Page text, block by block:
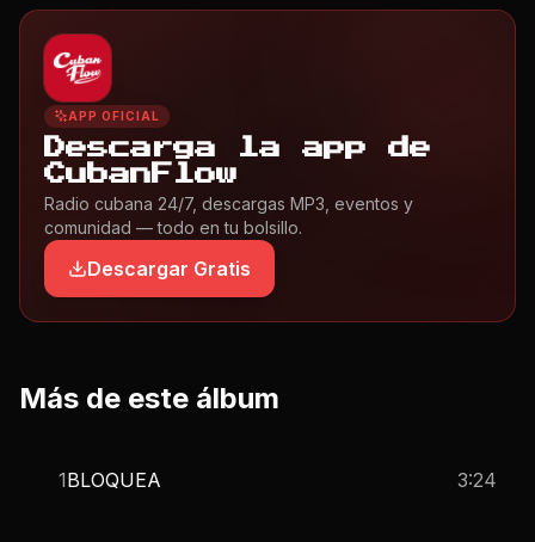
APP OFICIAL
Descarga la app de
CubanFlow
Radio cubana 24/7, descargas MP3, eventos y
comunidad — todo en tu bolsillo.
Descargar Gratis
Más de este álbum
1BLOQUEA 3:24